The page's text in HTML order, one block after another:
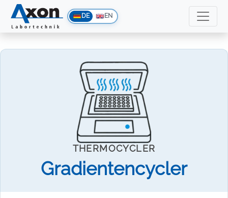
DE EN
THERMOCYCLER
Gradientencycler